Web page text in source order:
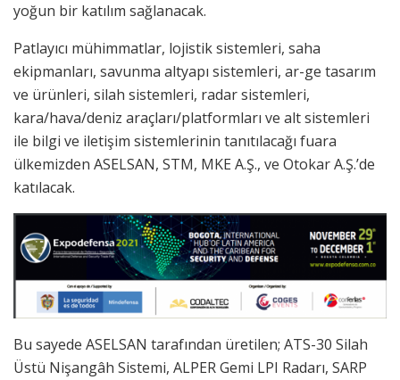
yoğun bir katılım sağlanacak.
Patlayıcı mühimmatlar, lojistik sistemleri, saha
ekipmanları, savunma altyapı sistemleri, ar-ge tasarım
ve ürünleri, silah sistemleri, radar sistemleri,
kara/hava/deniz araçları/platformları ve alt sistemleri
ile bilgi ve iletişim sistemlerinin tanıtılacağı fuara
ülkemizden ASELSAN, STM, MKE A.Ş., ve Otokar A.Ş.’de
katılacak.
Bu sayede ASELSAN tarafından üretilen; ATS-30 Silah
Üstü Nişangâh Sistemi, ALPER Gemi LPI Radarı, SARP